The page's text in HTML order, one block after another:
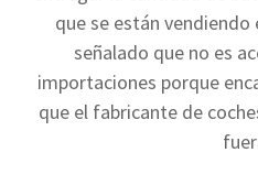
que se están vendiendo
señalado que no es
importaciones porque
que el fabricante de